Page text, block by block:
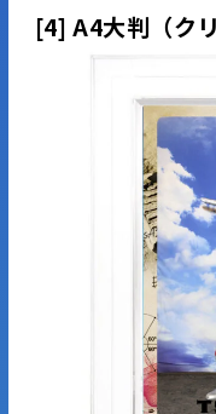
[4] A4大判（ク